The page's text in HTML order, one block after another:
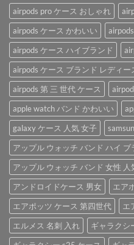
利
な
「AirPods
ケ
ー
ス」。
は
ブ
ラ
ン
ド
airpods
ケ
ー
ス
は
い
る
AirPods
ケ
ー
ス
を
ご
紹
介
♪
は
airpods pro ケース おしゃれ
airpods ケース かわいい
airpods ケース ハイブランド
airpods ケース ブランド レディー
airpods 第 三 世代 ケース
apple watch バンド かわいい
galaxy ケース 人気 女子
アップル ウォッチ バンド ハイ ブ
アップル ウォッチ バンド 女性 人
アンドロイドケース 男女
エア
エアポッツ ケース 第四世代
エ
エルメス 名刺 入れ
ギャラクシ